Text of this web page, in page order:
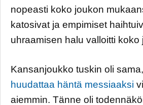
nopeasti koko joukon
katosivat ja empimiset
uhraamisen halu valloitti koko
Kansanjoukko tuskin oli
huudattaa häntä messiaaksi
aiemmin. Tänne oli